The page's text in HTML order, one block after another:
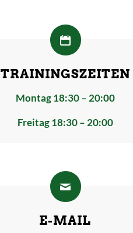
TRAININGSZEITEN
Montag 18:30 – 20:00
Freitag 18:30 – 20:00
E-MAIL